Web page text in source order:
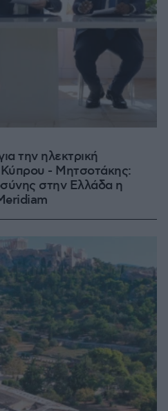
την ηλεκτρική
- Μητσοτάκης:
στην Ελλάδα η